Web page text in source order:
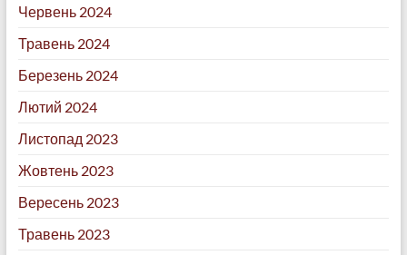
Червень 2024
Травень 2024
Березень 2024
Лютий 2024
Листопад 2023
Жовтень 2023
Вересень 2023
Травень 2023